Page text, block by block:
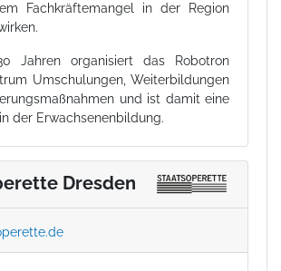
Fachkräftemangel in der Region
Jahren organisiert das Robotron
Umschulungen, Weiterbildungen
und ist damit eine
der Erwachsenenbildung.
Dresden